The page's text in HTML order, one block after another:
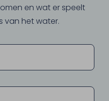
en wat er speelt
van het water.